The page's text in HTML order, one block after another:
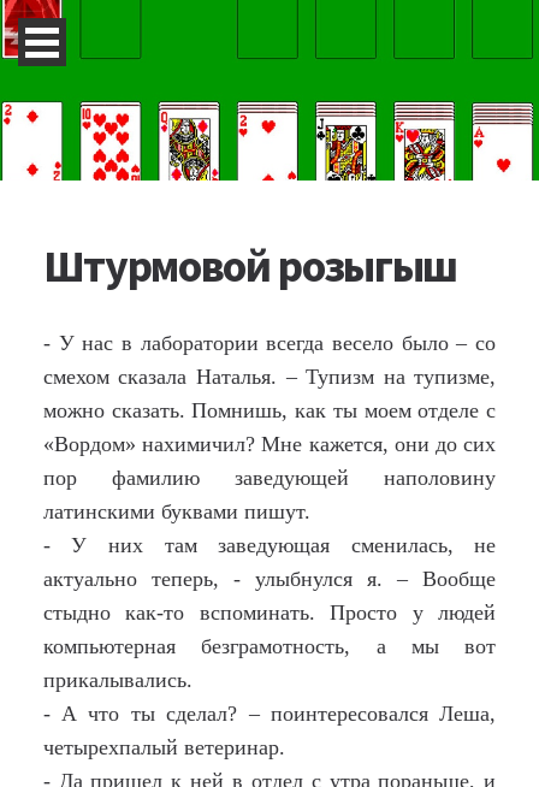
Штурмовой розыгыш
- У нас в лаборатории всегда весело было – со
смехом сказала Наталья. – Тупизм на тупизме,
можно сказать. Помнишь, как ты моем отделе с
«Вордом» нахимичил? Мне кажется, они до сих
пор фамилию заведующей наполовину
латинскими буквами пишут.
- У них там заведующая сменилась, не
актуально теперь, - улыбнулся я. – Вообще
стыдно как-то вспоминать. Просто у людей
компьютерная безграмотность, а мы вот
прикалывались.
- А что ты сделал? – поинтересовался Леша,
четырехпалый ветеринар.
- Да пришел к ней в отдел с утра пораньше, и